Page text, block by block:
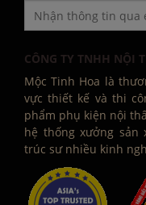
CÔNG TY TNHH NỘI
Mộc Tinh Hoa là
vực thiết kế và thi
phẩm phụ kiện nội
hệ thống xưởng sản
trúc sư nhiều kinh